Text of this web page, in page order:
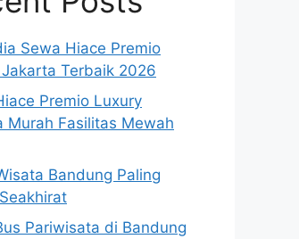
Sewa Hiace Premio
Terbaik 2026
Premio Luxury
Murah Fasilitas Mewah
Bandung Paling
Pariwisata di Bandung